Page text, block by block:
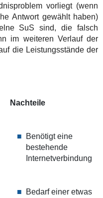
vorliegt (wenn
Antwort gewählt haben)
SuS sind, die falsch
im weiteren Verlauf der
die Leistungsstände der
Nachteile
Benötigt eine
bestehende
Internetverbindung
Bedarf einer etwas